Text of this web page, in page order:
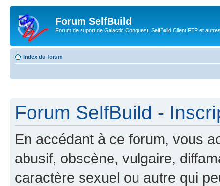
Forum SelfBuild
Forum de suport de Galactic Conquest, SelfBuild Client FTP et
Index du forum
Forum SelfBuild -
En accédant à ce forum, vous
abusif, obscène, vulgaire,
caractère sexuel ou autre qui